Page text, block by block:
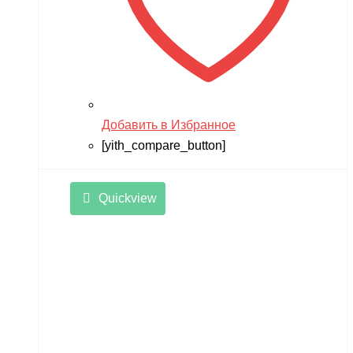
Добавить в Избранное
[yith_compare_button]
Quickview